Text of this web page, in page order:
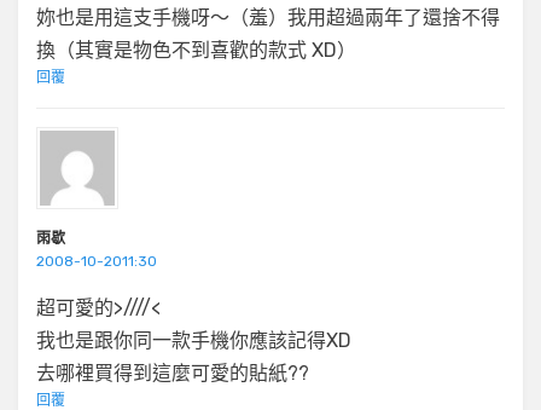
妳也是用這支手機呀～（羞）我用超過兩年了還捨不得
換（其實是物色不到喜歡的款式 XD）
回覆
雨歇
2008-10-2011:30
超可愛的>////<
我也是跟你同一款手機你應該記得XD
去哪裡買得到這麼可愛的貼紙??
回覆